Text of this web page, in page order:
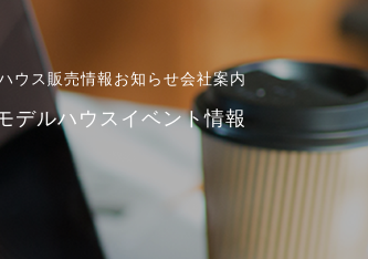
ウス販売情報お知らせ会社案内
デルハウス イベント情報